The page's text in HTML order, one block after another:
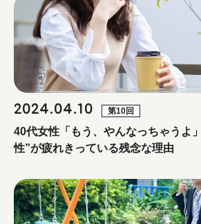
2024.04.10 第10回
40代女性「もう、やんなっちゃうよ
性”が疲れきっている残念な理由